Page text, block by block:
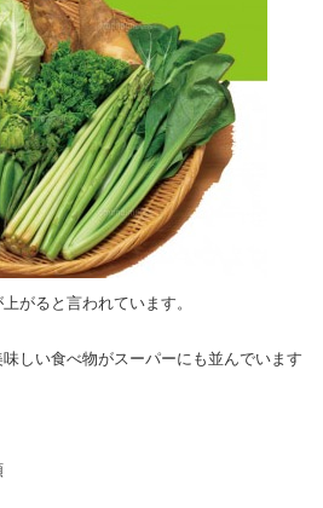
がると言われています。
しい食べ物がスーパーにも並んでいます